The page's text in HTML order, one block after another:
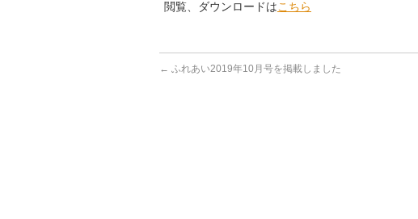
閲覧、ダウンロードはこちら
← ふれあい2019年10月号を掲載しました